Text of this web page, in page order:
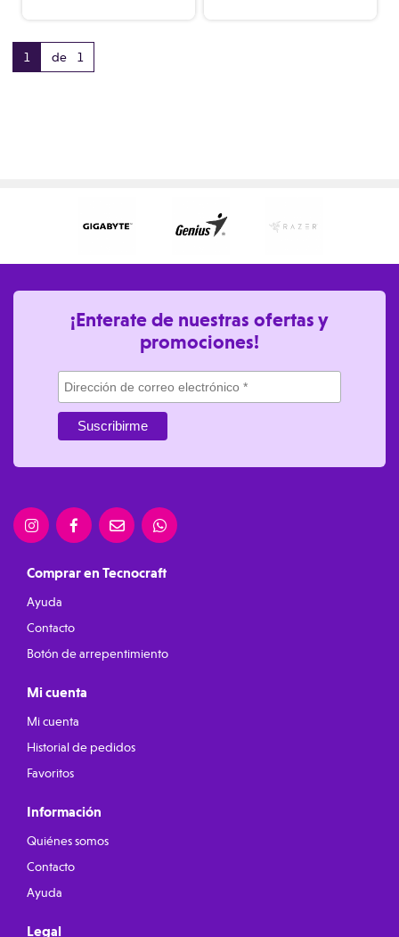
1 de 1
¡Enterate de nuestras ofertas y
promociones!
Comprar en Tecnocraft
Ayuda
Contacto
Botón de arrepentimiento
Mi cuenta
Mi cuenta
Historial de pedidos
Favoritos
Información
Quiénes somos
Contacto
Ayuda
Legal